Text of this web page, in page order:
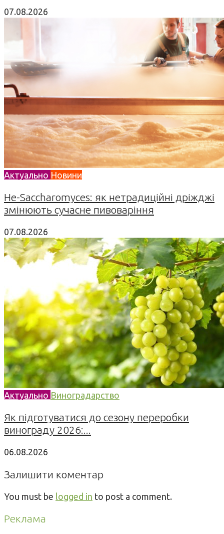
07.08.2026
Актуально Новини
Не-Saccharomyces: як нетрадиційні дріжджі
змінюють сучасне пивоваріння
07.08.2026
Актуально Виноградарство
Як підготуватися до сезону переробки
винограду 2026:...
06.08.2026
Залишити коментар
You must be logged in to post a comment.
Реклама